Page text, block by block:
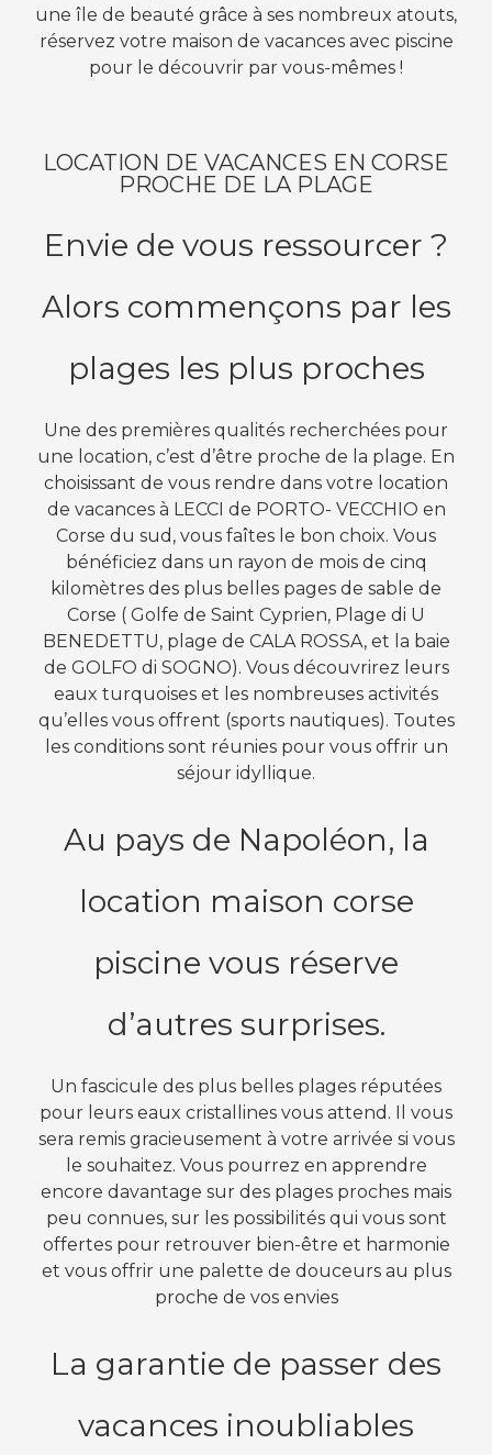
une île de beauté grâce à ses nombreux atouts,
réservez votre maison de vacances avec piscine
pour le découvrir par vous-mêmes !
LOCATION DE VACANCES EN CORSE
PROCHE DE LA PLAGE
Envie de vous ressourcer ?
Alors commençons par les
plages les plus proches
Une des premières qualités recherchées pour
une location, c’est d’être proche de la plage. En
choisissant de vous rendre dans votre location
de vacances à LECCI de PORTO- VECCHIO en
Corse du sud, vous faîtes le bon choix. Vous
bénéficiez dans un rayon de mois de cinq
kilomètres des plus belles pages de sable de
Corse ( Golfe de Saint Cyprien, Plage di U
BENEDETTU, plage de CALA ROSSA, et la baie
de GOLFO di SOGNO). Vous découvrirez leurs
eaux turquoises et les nombreuses activités
qu’elles vous offrent (sports nautiques). Toutes
les conditions sont réunies pour vous offrir un
séjour idyllique.
Au pays de Napoléon, la
location maison corse
piscine vous réserve
d’autres surprises.
Un fascicule des plus belles plages réputées
pour leurs eaux cristallines vous attend. Il vous
sera remis gracieusement à votre arrivée si vous
le souhaitez. Vous pourrez en apprendre
encore davantage sur des plages proches mais
peu connues, sur les possibilités qui vous sont
offertes pour retrouver bien-être et harmonie
et vous offrir une palette de douceurs au plus
proche de vos envies
La garantie de passer des
vacances inoubliables